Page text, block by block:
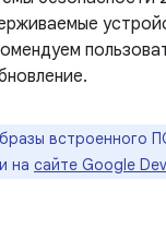
встроенного
на сайте Google